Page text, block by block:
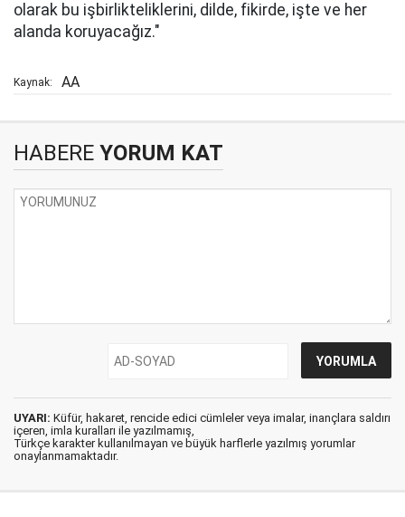
olarak bu işbirlikteliklerini, dilde, fikirde, işte ve her
alanda koruyacağız."
Kaynak: AA
HABERE YORUM KAT
UYARI: Küfür, hakaret, rencide edici cümleler veya imalar, inançlara saldırı
içeren, imla kuralları ile yazılmamış,
Türkçe karakter kullanılmayan ve büyük harflerle yazılmış yorumlar
onaylanmamaktadır.